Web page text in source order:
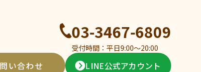
03-3467-6809
受付時間：平日9:00〜20:00
い合わせ LINE公式アカウント